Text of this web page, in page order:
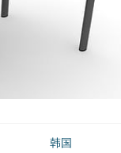
韩国